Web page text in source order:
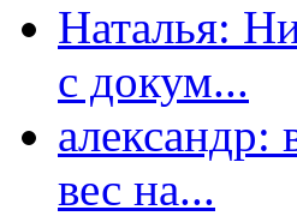
Наталья:
с докум...
александр:
вес на...